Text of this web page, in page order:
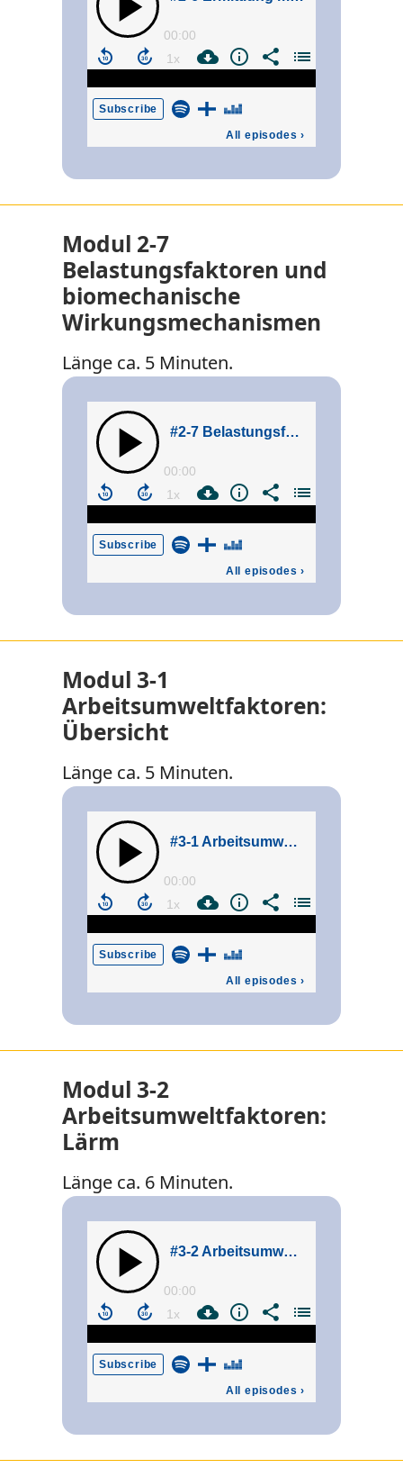
Modul 2-7
Belastungsfaktoren und
biomechanische
Wirkungsmechanismen
Länge ca. 5 Minuten.
Modul 3-1
Arbeitsumweltfaktoren:
Übersicht
Länge ca. 5 Minuten.
Modul 3-2
Arbeitsumweltfaktoren:
Lärm
Länge ca. 6 Minuten.